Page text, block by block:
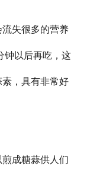
质证书
系我们
失很多的营养
钟以后再吃，这
，具有非常好
成糖蒜供人们